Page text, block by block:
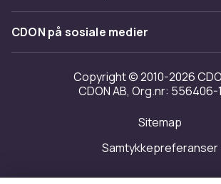
Kundeanmeldelser
Jobbe på CDON
Investor relations
Tilgjengelighet
Merchant Help Center
CDON på sosiale medier
Copyright © 2010-2026
CDON AB, Org.nr: 556406-
Sitemap
Samtykkepreferanser